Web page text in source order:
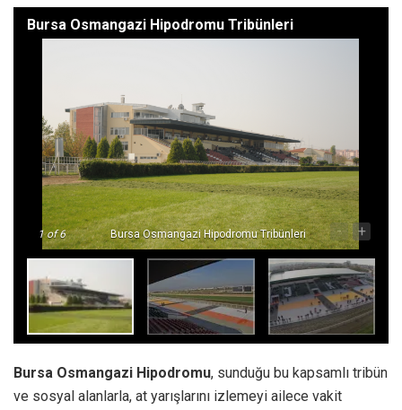
Bursa Osmangazi Hipodromu Tribünleri
1of 6 Bursa Osmangazi Hipodromu Tribünleri - +
Bursa Osmangazi Hipodromu, sunduğu bu kapsamlı tribün
ve sosyal alanlarla, at yarışlarını izlemeyi ailece vakit